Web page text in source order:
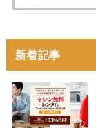
新着記事